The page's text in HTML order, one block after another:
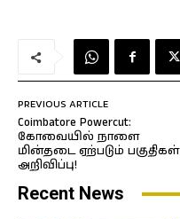
PREVIOUS ARTICLE
Coimbatore Powercut:
கோவையில் நாளை
மின்தடை ஏற்படும் பகுதிகள்
அறிவிப்பு!
Recent News